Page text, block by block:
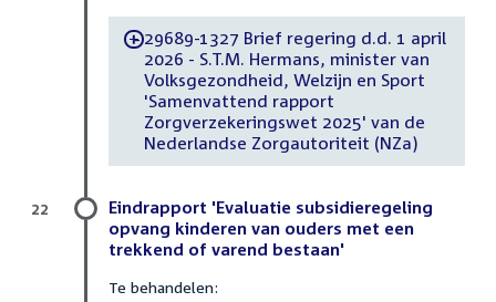
-29689-1327 Brief regering d.d. 1 april
2026 - S.T.M. Hermans, minister van
Volksgezondheid, Welzijn en Sport
'Samenvattend rapport
Zorgverzekeringswet 2025' van de
Nederlandse Zorgautoriteit (NZa)
Eindrapport 'Evaluatie subsidieregeling
opvang kinderen van ouders met een
trekkend of varend bestaan'
Te behandelen:
22